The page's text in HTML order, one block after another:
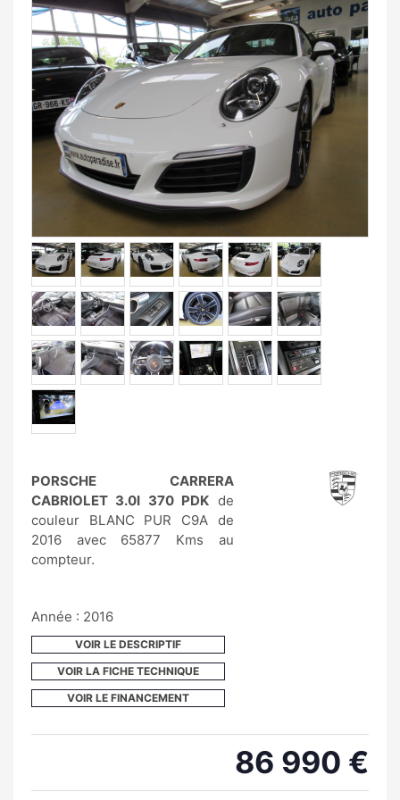
PORSCHE CARRERA
CABRIOLET 3.0I 370 PDK de
couleur BLANC PUR C9A de
2016 avec 65877 Kms au
compteur.
Année : 2016
VOIR LE DESCRIPTIF
VOIR LA FICHE TECHNIQUE
VOIR LE FINANCEMENT
86 990 €